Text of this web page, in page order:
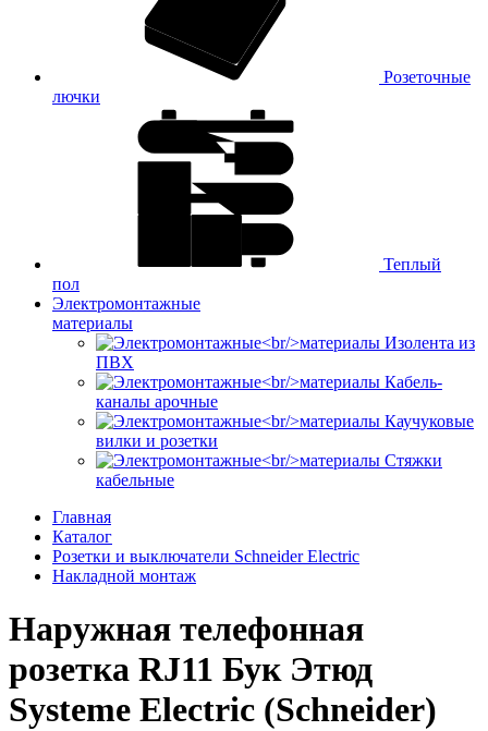
Розеточные
лючки
Теплый
пол
Электромонтажные
материалы
Изолента из
ПВХ
Кабель-
каналы арочные
Каучуковые
вилки и розетки
Стяжки
кабельные
Главная
Каталог
Розетки и выключатели Schneider Electric
Накладной монтаж
Наружная телефонная
розетка RJ11 Бук Этюд
Systeme Electric (Schneider)